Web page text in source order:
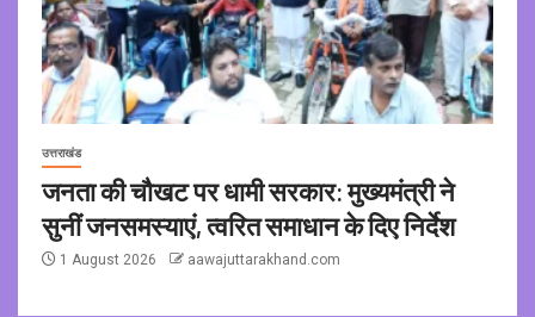
उत्तराखंड
जनता की चौखट पर धामी सरकार: मुख्यमंत्री ने
सुनीं जनसमस्याएं, त्वरित समाधान के दिए निर्देश
1 August 2026 aawajuttarakhand.com